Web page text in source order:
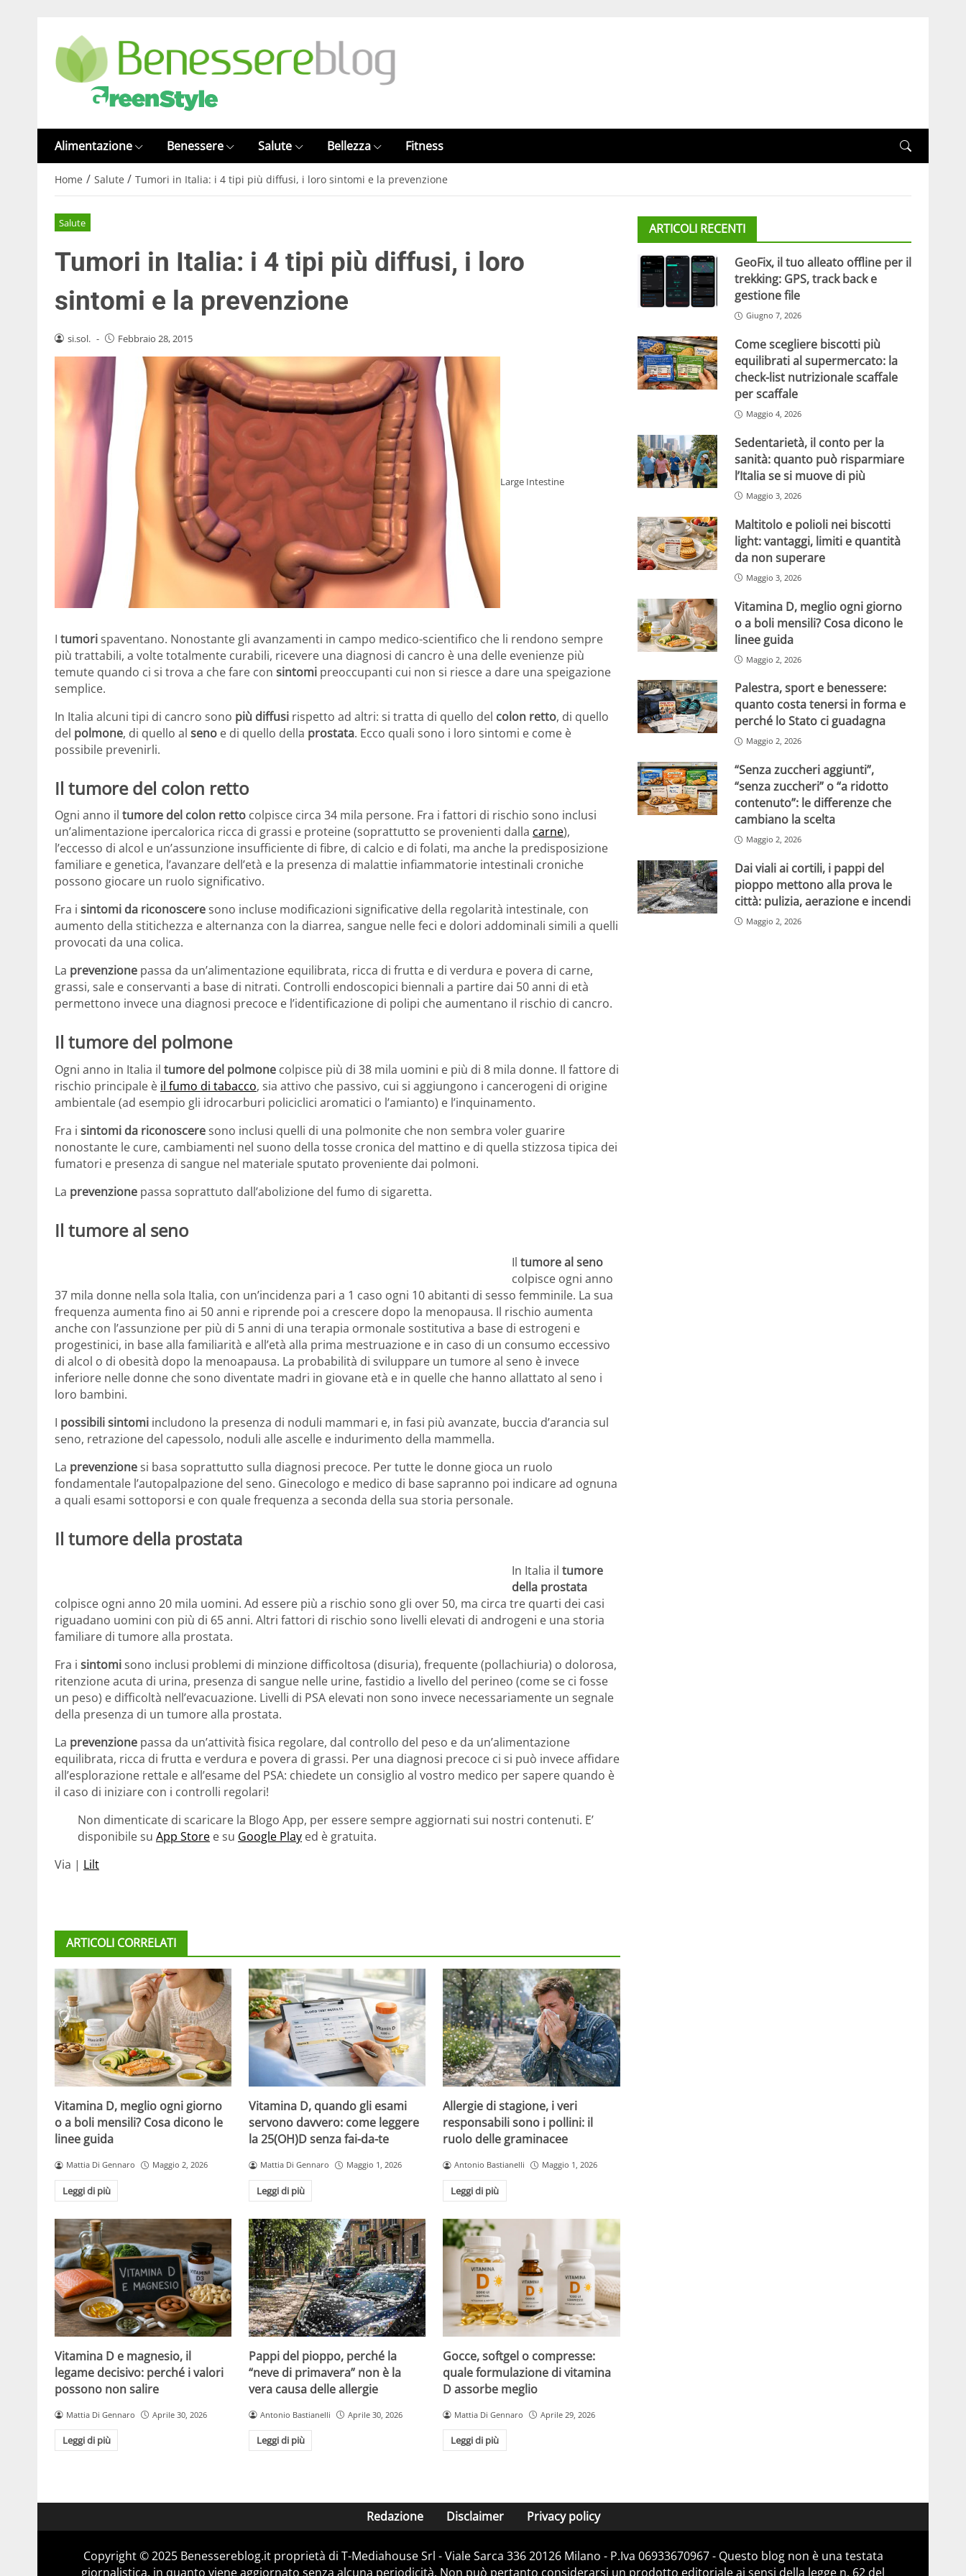
Alimentazione Benessere Salute Bellezza Fitness
Home / Salute / Tumori in Italia: i 4 tipi più diffusi, i loro sintomi e la prevenzione
Salute
Tumori in Italia: i 4 tipi più diffusi, i loro
sintomi e la prevenzione
si.sol. - Febbraio 28, 2015
Large Intestine
I tumorispaventano. Nonostante gli avanzamenti in campo medico-scientifico che li rendono sempre
più trattabili, a volte totalmente curabili, ricevere una diagnosi di cancro è una delle evenienze più
temute quando ci si trova a che fare con sintomi preoccupanti cui non si riesce a dare una speigazione
semplice.
In Italia alcuni tipi di cancro sono più diffusi rispetto ad altri: si tratta di quello del colon retto, di quello
del polmone, di quello al seno e di quello della prostata. Ecco quali sono i loro sintomi e come è
possibile prevenirli.
Il tumore del colon retto
Ogni anno il tumore del colon retto colpisce circa 34 mila persone. Fra i fattori di rischio sono inclusi
un’alimentazione ipercalorica ricca di grassi e proteine (soprattutto se provenienti dalla carne),
l’eccesso di alcol e un’assunzione insufficiente di fibre, di calcio e di folati, ma anche la predisposizione
familiare e genetica, l’avanzare dell’età e la presenza di malattie infiammatorie intestinali croniche
possono giocare un ruolo significativo.
Fra i sintomi da riconosceresono incluse modificazioni significative della regolarità intestinale, con
aumento della stitichezza e alternanza con la diarrea, sangue nelle feci e dolori addominali simili a quelli
provocati da una colica.
La prevenzione passa da un’alimentazione equilibrata, ricca di frutta e di verdura e povera di carne,
grassi, sale e conservanti a base di nitrati. Controlli endoscopici biennali a partire dai 50 anni di età
permettono invece una diagnosi precoce e l’identificazione di polipi che aumentano il rischio di cancro.
Il tumore del polmone
Ogni anno in Italia il tumore del polmone colpisce più di 38 mila uomini e più di 8 mila donne. Il fattore di
rischio principale è il fumo di tabacco, sia attivo che passivo, cui si aggiungono i cancerogeni di origine
ambientale (ad esempio gli idrocarburi policiclici aromatici o l’amianto) e l’inquinamento.
Fra i sintomi da riconosceresono inclusi quelli di una polmonite che non sembra voler guarire
nonostante le cure, cambiamenti nel suono della tosse cronica del mattino e di quella stizzosa tipica dei
fumatori e presenza di sangue nel materiale sputato proveniente dai polmoni.
La prevenzione passa soprattuto dall’abolizione del fumo di sigaretta.
Il tumore al seno
Il tumore al seno
colpisce ogni anno
37 mila donne nella sola Italia, con un’incidenza pari a 1 caso ogni 10 abitanti di sesso femminile. La sua
frequenza aumenta fino ai 50 anni e riprende poi a crescere dopo la menopausa. Il rischio aumenta
anche con l’assunzione per più di 5 anni di una terapia ormonale sostitutiva a base di estrogeni e
progestinici, in base alla familiarità e all’età alla prima mestruazione e in caso di un consumo eccessivo
di alcol o di obesità dopo la menoapausa. La probabilità di sviluppare un tumore al seno è invece
inferiore nelle donne che sono diventate madri in giovane età e in quelle che hanno allattato al seno i
loro bambini.
I possibili sintomi includono la presenza di noduli mammari e, in fasi più avanzate, buccia d’arancia sul
seno, retrazione del capessolo, noduli alle ascelle e indurimento della mammella.
La prevenzionesi basa soprattutto sulla diagnosi precoce. Per tutte le donne gioca un ruolo
fondamentale l’autopalpazione del seno. Ginecologo e medico di base sapranno poi indicare ad ognuna
a quali esami sottoporsi e con quale frequenza a seconda della sua storia personale.
Il tumore della prostata
In Italia il tumore
della prostata
colpisce ogni anno 20 mila uomini. Ad essere più a rischio sono gli over 50, ma circa tre quarti dei casi
riguadano uomini con più di 65 anni. Altri fattori di rischio sono livelli elevati di androgeni e una storia
familiare di tumore alla prostata.
Fra i sintomisono inclusi problemi di minzione difficoltosa (disuria), frequente (pollachiuria) o dolorosa,
ritenzione acuta di urina, presenza di sangue nelle urine, fastidio a livello del perineo (come se ci fosse
un peso) e difficoltà nell’evacuazione. Livelli di PSA elevati non sono invece necessariamente un segnale
della presenza di un tumore alla prostata.
La prevenzione passa da un’attività fisica regolare, dal controllo del peso e da un’alimentazione
equilibrata, ricca di frutta e verdura e povera di grassi. Per una diagnosi precoce ci si può invece affidare
all’esplorazione rettale e all’esame del PSA: chiedete un consiglio al vostro medico per sapere quando è
il caso di iniziare con i controlli regolari!
Non dimenticate di scaricare la Blogo App, per essere sempre aggiornati sui nostri contenuti. E’
disponibile su App Store e su Google Play ed è gratuita.
Via | Lilt
ARTICOLI CORRELATI
Vitamina D, meglio ogni giorno
o a boli mensili? Cosa dicono le
linee guida
Mattia Di Gennaro Maggio 2, 2026
Leggi di più
Vitamina D, quando gli esami
servono davvero: come leggere
la 25(OH)D senza fai-da-te
Mattia Di Gennaro Maggio 1, 2026
Leggi di più
Allergie di stagione, i veri
responsabili sono i pollini: il
ruolo delle graminacee
Antonio Bastianelli Maggio 1, 2026
Leggi di più
Vitamina D e magnesio, il
legame decisivo: perché i valori
possono non salire
Mattia Di Gennaro Aprile 30, 2026
Leggi di più
Pappi del pioppo, perché la
“neve di primavera” non è la
vera causa delle allergie
Antonio Bastianelli Aprile 30, 2026
Leggi di più
Gocce, softgel o compresse:
quale formulazione di vitamina
D assorbe meglio
Mattia Di Gennaro Aprile 29, 2026
Leggi di più
ARTICOLI RECENTI
GeoFix, il tuo alleato offline per il
trekking: GPS, track back e
gestione file
Giugno 7, 2026
Come scegliere biscotti più
equilibrati al supermercato: la
check-list nutrizionale scaffale
per scaffale
Maggio 4, 2026
Sedentarietà, il conto per la
sanità: quanto può risparmiare
l’Italia se si muove di più
Maggio 3, 2026
Maltitolo e polioli nei biscotti
light: vantaggi, limiti e quantità
da non superare
Maggio 3, 2026
Vitamina D, meglio ogni giorno
o a boli mensili? Cosa dicono le
linee guida
Maggio 2, 2026
Palestra, sport e benessere:
quanto costa tenersi in forma e
perché lo Stato ci guadagna
Maggio 2, 2026
“Senza zuccheri aggiunti”,
“senza zuccheri” o “a ridotto
contenuto”: le differenze che
cambiano la scelta
Maggio 2, 2026
Dai viali ai cortili, i pappi del
pioppo mettono alla prova le
città: pulizia, aerazione e incendi
Maggio 2, 2026
Redazione Disclaimer Privacy policy
Copyright © 2025 Benessereblog.it proprietà di T-Mediahouse Srl - Viale Sarca 336 20126 Milano - P.Iva 06933670967 - Questo blog non è una testata
giornalistica, in quanto viene aggiornato senza alcuna periodicità. Non può pertanto considerarsi un prodotto editoriale ai sensi della legge n. 62 del